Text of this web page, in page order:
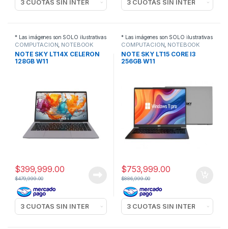
* Las imágenes son SOLO ilustrativas
COMPUTACION, NOTEBOOK
NOTE SKY LT14X CELERON
128GB W11
$399,999.00
$479,999.00
* Las imágenes son SOLO ilustrativas
COMPUTACION, NOTEBOOK
NOTE SKY LT15 CORE I3
256GB W11
$753,999.00
$886,999.00